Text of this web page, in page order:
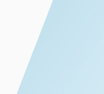
Tech／データ／IT・通信等
ライフサイエンス
通信・メディア・エンター
テインメント
情報産業・インターネッ
ト・セキュリティ
医療・製薬・ヘルスケア・
ライフサイエンス・バイオ
ヨーロッパ